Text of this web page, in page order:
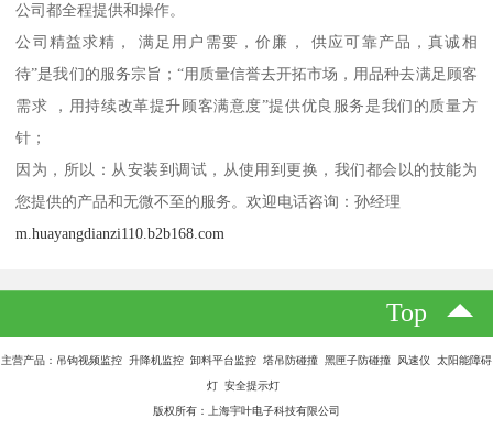
公司都全程提供和操作。
公司精益求精， 满足用户需要，价廉， 供应可靠产品，真诚相
待”是我们的服务宗旨；“用质量信誉去开拓市场，用品种去满足顾客
需求 ，用持续改革提升顾客满意度”提供优良服务是我们的质量方
针；
因为，所以：从安装到调试，从使用到更换，我们都会以的技能为
您提供的产品和无微不至的服务。欢迎电话咨询：孙经理
m.huayangdianzi110.b2b168.com
Top
主营产品：吊钩视频监控 升降机监控 卸料平台监控 塔吊防碰撞 黑匣子防碰撞 风速仪 太阳能障碍
灯 安全提示灯
版权所有：上海宇叶电子科技有限公司